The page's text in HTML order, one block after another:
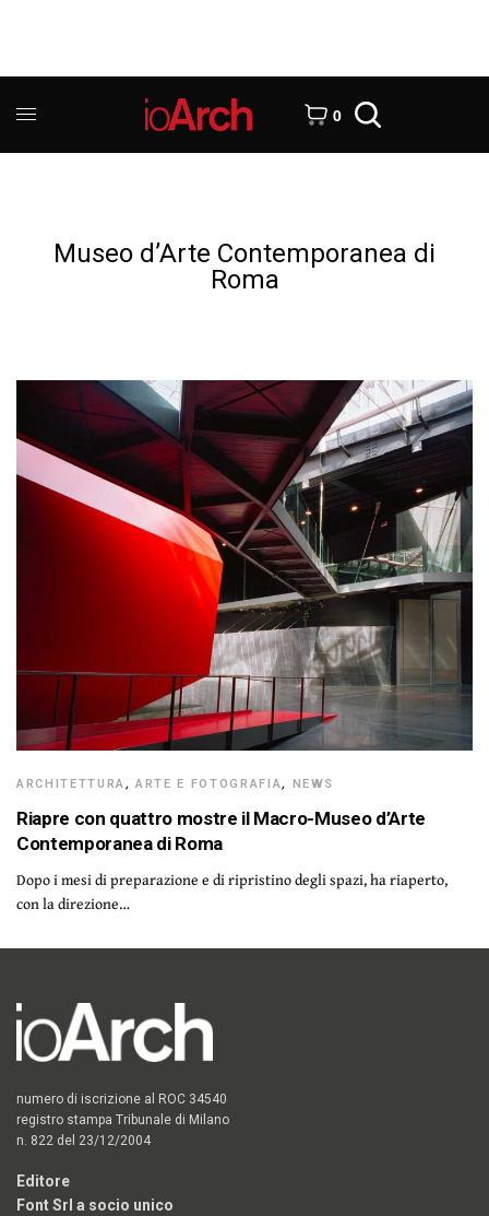
0
Museo d’Arte Contemporanea di
Roma
ARCHITETTURA,ARTE E FOTOGRAFIA, NEWS
Riapre con quattro mostre il Macro-Museo d’Arte
Contemporanea di Roma
Dopo i mesi di preparazione e di ripristino degli spazi, ha riaperto,
con la direzione…
numero di iscrizione al ROC 34540
registro stampa Tribunale di Milano
n. 822 del 23/12/2004
Editore
Font Srl a socio unico